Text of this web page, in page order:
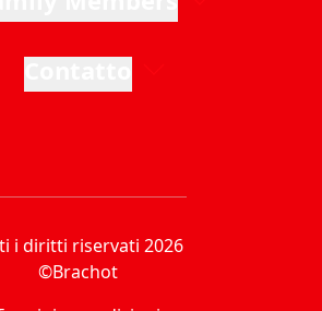
i diritti riservati 2026
©Brachot